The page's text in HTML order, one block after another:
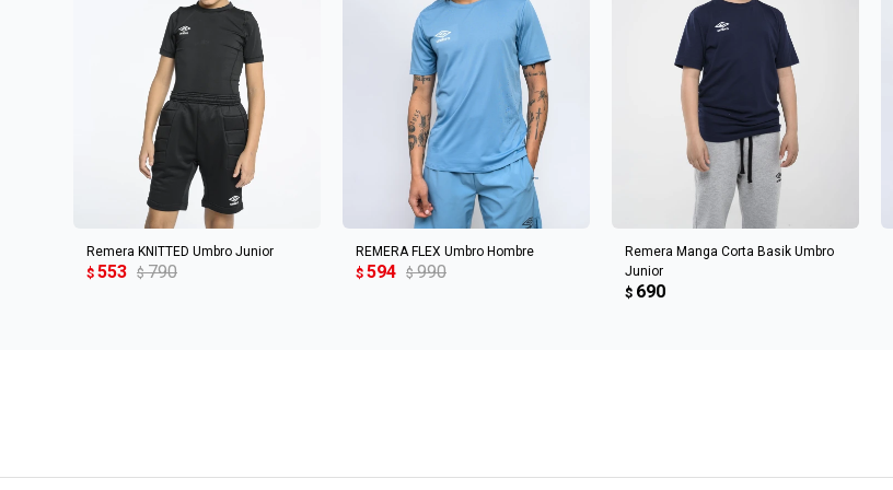
Remera KNITTED Umbro Junior
$ 553 $ 790
AGREGAR AL CARRITO
REMERA FLEX Umbro Hombre
$ 594 $ 990
AGREGAR AL CARRITO
Remera Manga Corta Basik Umbro
Junior
$ 690
AGREGAR AL CARRITO